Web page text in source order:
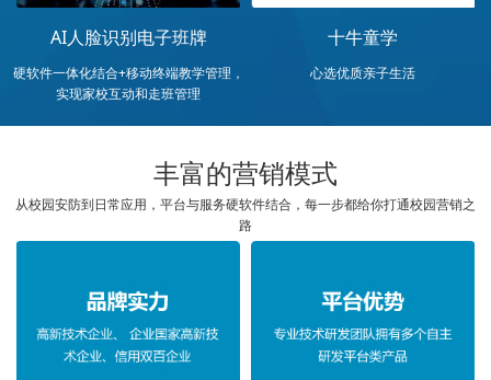
AI人脸识别电子班牌
硬软件一体化结合+移动终端教学管理，
实现家校互动和走班管理
十牛童学
心选优质亲子生活
丰富的营销模式
从校园安防到日常应用，平台与服务硬软件结合，每一步都给你打通校园营销之
路